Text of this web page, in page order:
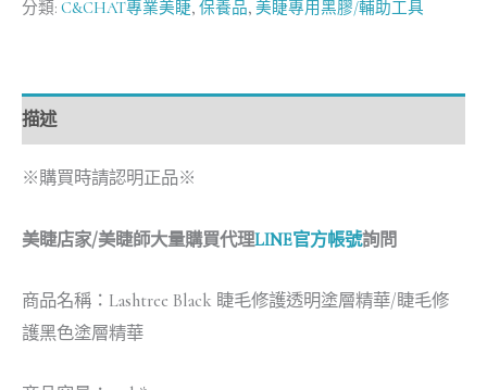
分類: C&CHAT專業美睫, 保養品, 美睫專用黑膠/輔助工具
描述
※購買時請認明正品※
美睫店家/美睫師大量購買代理LINE官方帳號詢問
商品名稱：Lashtree Black 睫毛修護透明塗層精華/睫毛修
護黑色塗層精華